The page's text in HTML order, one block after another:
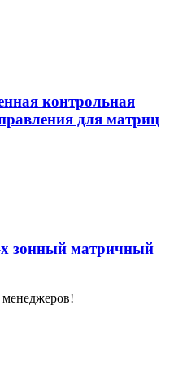
контрольная
для матриц
зонный матричный